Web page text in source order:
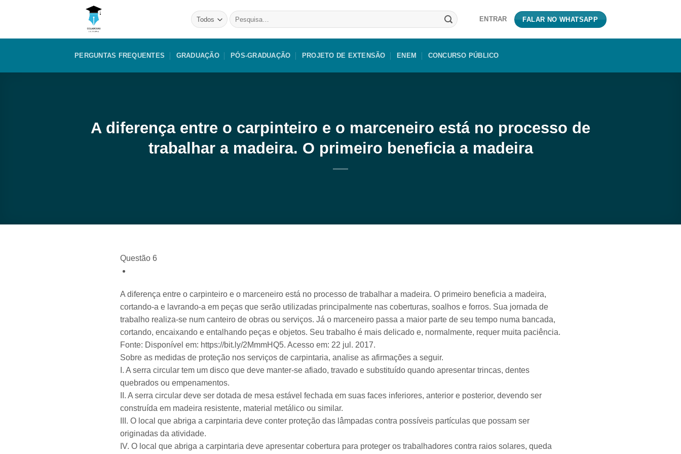
Pesquisar
por:
ENTRAR FALAR NO WHATSAPP
PERGUNTAS FREQUENTES GRADUAÇÃO PÓS-GRADUAÇÃO PROJETO DE EXTENSÃO ENEM CONCURSO PÚBLICO
A diferença entre o carpinteiro e o marceneiro está no processo de
trabalhar a madeira. O primeiro beneficia a madeira
Questão 6
A diferença entre o carpinteiro e o marceneiro está no processo de trabalhar a madeira. O primeiro beneficia a madeira,
cortando-a e lavrando-a em peças que serão utilizadas principalmente nas coberturas, soalhos e forros. Sua jornada de
trabalho realiza-se num canteiro de obras ou serviços. Já o marceneiro passa a maior parte de seu tempo numa bancada,
cortando, encaixando e entalhando peças e objetos. Seu trabalho é mais delicado e, normalmente, requer muita paciência.
Fonte: Disponível em: https://bit.ly/2MmmHQ5. Acesso em: 22 jul. 2017.
Sobre as medidas de proteção nos serviços de carpintaria, analise as afirmações a seguir.
I. A serra circular tem um disco que deve manter-se afiado, travado e substituído quando apresentar trincas, dentes
quebrados ou empenamentos.
II. A serra circular deve ser dotada de mesa estável fechada em suas faces inferiores, anterior e posterior, devendo ser
construída em madeira resistente, material metálico ou similar.
III. O local que abriga a carpintaria deve conter proteção das lâmpadas contra possíveis partículas que possam ser
originadas da atividade.
IV. O local que abriga a carpintaria deve apresentar cobertura para proteger os trabalhadores contra raios solares, queda